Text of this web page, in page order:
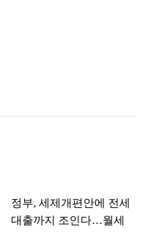
정부, 세제개편안에 전세
대출까지 조인다…월세